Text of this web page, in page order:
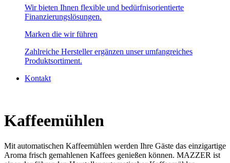
Wir bieten Ihnen flexible und bedürfnisorientierte
Finanzierungslösungen.
Marken die wir führen
Zahlreiche Hersteller ergänzen unser umfangreiches
Produktsortiment.
Kontakt
Kaffeemühlen
Mit automatischen Kaffeemühlen werden Ihre Gäste das einzigartige
Aroma frisch gemahlenen Kaffees genießen können. MAZZER ist